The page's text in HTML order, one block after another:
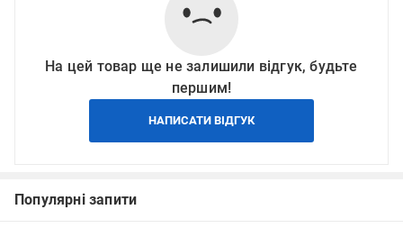
На цей товар ще не залишили відгук, будьте
першим!
НАПИСАТИ ВІДГУК
Популярні запити